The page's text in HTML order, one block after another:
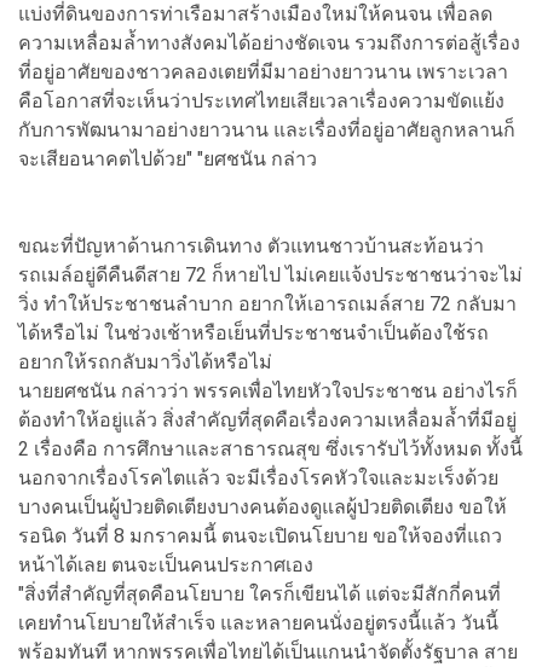
แบ่งที่ดินของการท่าเรือมาสร้างเมืองใหม่ให้คนจน เพื่อลด
ความเหลื่อมล้ำทางสังคมได้อย่างชัดเจน รวมถึงการต่อสู้เรื่อง
ที่อยู่อาศัยของชาวคลองเตยที่มีมาอย่างยาวนาน เพราะเวลา
คือโอกาสที่จะเห็นว่าประเทศไทยเสียเวลาเรื่องความขัดแย้ง
กับการพัฒนามาอย่างยาวนาน และเรื่องที่อยู่อาศัยลูกหลานก็
จะเสียอนาคตไปด้วย" "ยศชนัน กล่าว
ขณะที่ปัญหาด้านการเดินทาง ตัวแทนชาวบ้านสะท้อนว่า
รถเมล์อยู่ดีคืนดีสาย 72 ก็หายไป ไม่เคยแจ้งประชาชนว่าจะไม่
วิ่ง ทำให้ประชาชนลำบาก อยากให้เอารถเมล์สาย 72 กลับมา
ได้หรือไม่ ในช่วงเช้าหรือเย็นที่ประชาชนจำเป็นต้องใช้รถ
อยากให้รถกลับมาวิ่งได้หรือไม่
นายยศชนัน กล่าวว่า พรรคเพื่อไทยหัวใจประชาชน อย่างไรก็
ต้องทำให้อยู่แล้ว สิ่งสำคัญที่สุดคือเรื่องความเหลื่อมล้ำที่มีอยู่
2 เรื่องคือ การศึกษาและสาธารณสุข ซึ่งเรารับไว้ทั้งหมด ทั้งนี้
นอกจากเรื่องโรคไตแล้ว จะมีเรื่องโรคหัวใจและมะเร็งด้วย
บางคนเป็นผู้ป่วยติดเตียงบางคนต้องดูแลผู้ป่วยติดเตียง ขอให้
รอนิด วันที่ 8 มกราคมนี้ ตนจะเปิดนโยบาย ขอให้จองที่แถว
หน้าได้เลย ตนจะเป็นคนประกาศเอง
"สิ่งที่สำคัญที่สุดคือนโยบาย ใครก็เขียนได้ แต่จะมีสักกี่คนที่
เคยทำนโยบายให้สำเร็จ และหลายคนนั่งอยู่ตรงนี้แล้ว วันนี้
พร้อมทันที หากพรรคเพื่อไทยได้เป็นแกนนำจัดตั้งรัฐบาล สาย